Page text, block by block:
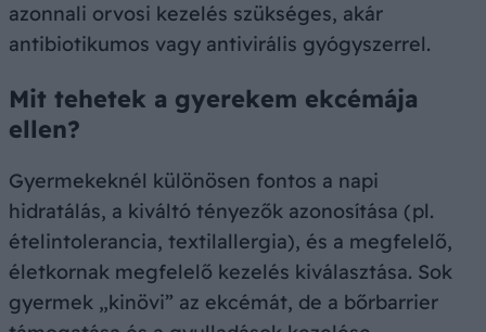
azonnali orvosi kezelés szükséges, akár
antibiotikumos vagy antivirális gyógyszerrel.
Mit tehetek a gyerekem ekcémája
ellen?
Gyermekeknél különösen fontos a napi
hidratálás, a kiváltó tényezők azonosítása (pl.
ételintolerancia, textilallergia), és a megfelelő,
életkornak megfelelő kezelés kiválasztása. Sok
gyermek „kinövi” az ekcémát, de a bőrbarrier